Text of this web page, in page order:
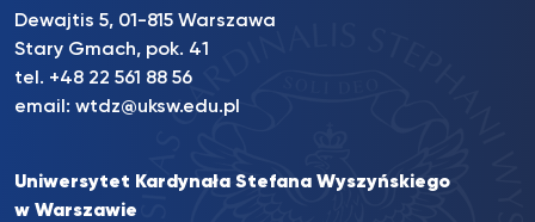
Dewajtis 5, 01-815 Warszawa
Stary Gmach, pok. 41
tel. +48 22 561 88 56
email: wtdz@uksw.edu.pl
Uniwersytet Kardynała Stefana Wyszyńskiego
w Warszawie